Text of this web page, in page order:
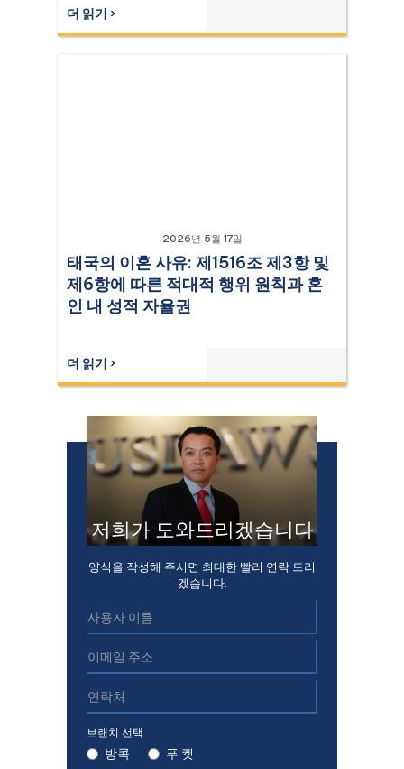
저희가 도와드리겠습니다
양식을 작성해 주시면 최대한 빨리 연락 드리
겠습니다.
브랜치 선택
방콕 푸 켓
더 읽기 ›
2026년 5월 17일
태국의 이혼 사유: 제1516조 제3항 및
제6항에 따른 적대적 행위 원칙과 혼
인 내 성적 자율권
더 읽기 ›